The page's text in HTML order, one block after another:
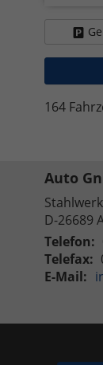
164
Auto
D-26689
Telefon:
Telefax:
E-Mail: